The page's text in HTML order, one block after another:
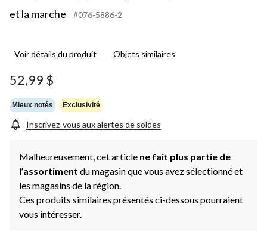
et la marche
#076-5886-2
Voir détails du produit Objets similaires
52,99 $
Mieux notés Exclusivité
Inscrivez-vous aux alertes de soldes
Malheureusement, cet article ne fait plus partie de
l’assortiment du magasin que vous avez sélectionné et
les magasins de la région.
Ces produits similaires présentés ci-dessous pourraient
vous intéresser.